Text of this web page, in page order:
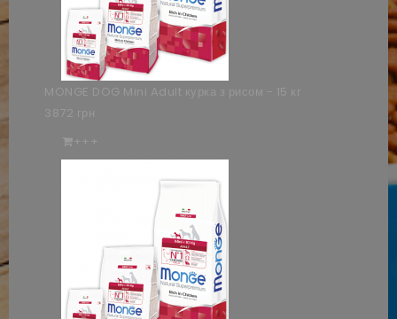
MONGE DOG Mini Adult курка з рисом - 15 кг
3872 грн
+++